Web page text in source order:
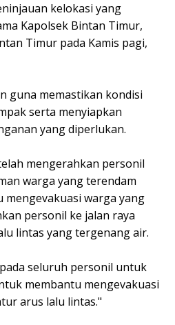
kelokasi yang
Kapolsek Bintan Timur,
Timur pada Kamis pagi,
guna memastikan kondisi
serta menyiapkan
yang diperlukan.
mengerahkan personil
warga yang terendam
warga yang
personil ke jalan raya
lintas yang tergenang air.
seluruh personil untuk
membantu mengevakuasi
arus lalu lintas."